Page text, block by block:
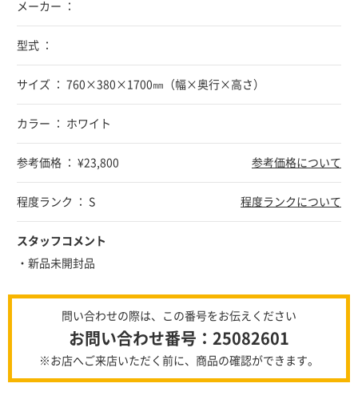
メーカー ：
型式 ：
サイズ ： 760×380×1700㎜（幅×奥行×高さ）
カラー ： ホワイト
参考価格 ： ¥23,800 参考価格について
程度ランク ： S 程度ランクについて
スタッフコメント
・新品未開封品
問い合わせの際は、この番号をお伝えください
お問い合わせ番号：25082601
※お店へご来店いただく前に、商品の確認ができます。